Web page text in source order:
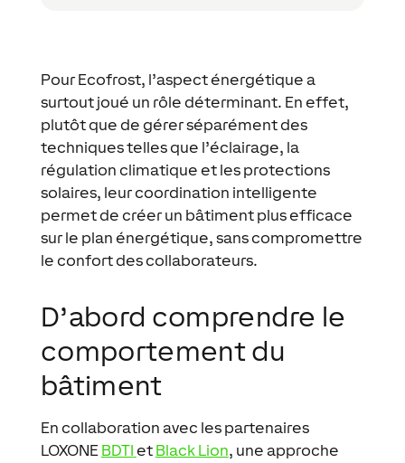
Pour Ecofrost, l’aspect énergétique a
surtout joué un rôle déterminant. En effet,
plutôt que de gérer séparément des
techniques telles que l’éclairage, la
régulation climatique et les protections
solaires, leur coordination intelligente
permet de créer un bâtiment plus efficace
sur le plan énergétique, sans compromettre
le confort des collaborateurs.
D’abord comprendre le
comportement du
bâtiment
En collaboration avec les partenaires
LOXONE BDTI et Black Lion, une approche